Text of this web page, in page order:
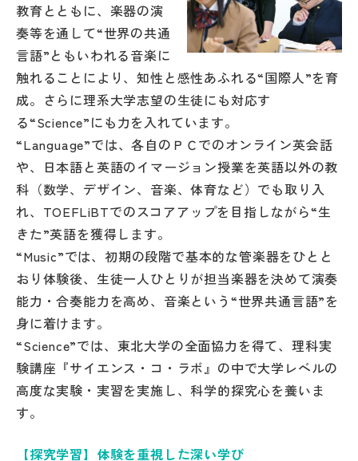
教育とともに、楽器の演
奏等を通して“世界の共通
言語”ともいわれる音楽に
触れることにより、知性と感性あふれる“国際人”を育
成。さらに理系大学志望の生徒にも対応す
る“Science”にも力を入れています。
“Language”では、各自のＰＣでのオンライン英会話
や、日本語と英語のイマージョン授業を英語以外の教
科（数学、デザイン、音楽、体育など）でも取り入
れ、TOEFLiBTでのスコアアップを目指しながら“生
きた”英語を獲得します。
“Music”では、初期の段階で基本的な管楽器をひとと
おり体験後、生徒一人ひとりが担当楽器を決めて演奏
能力・合奏能力を高め、音楽という“世界共通言語”を
身に着けます。
“Science”では、東北大学の全面協力を得て、理科実
験講座『サイエンス・コ・ラボ』の中で大学レベルの
高度な実験・実習を実施し、科学的探究心を養いま
す。
【探究学習】体験を重視した深い学び